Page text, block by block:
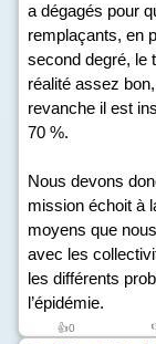
a dégagés pour
remplaçants, en
second degré, le
réalité assez
revanche il est
70 %.
Nous devons
mission échoit à
moyens que
avec les
les différents
l’épidémie.
👍0